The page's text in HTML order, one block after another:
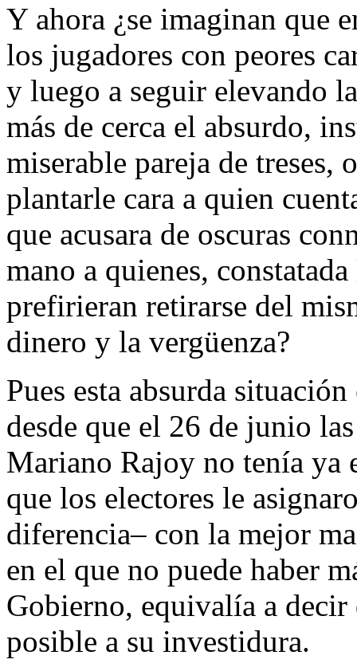
Y ahora ¿se imaginan que
los jugadores con peores
y luego a seguir elevando
más de cerca el absurdo,
miserable pareja de treses,
plantarle cara a quien
que acusara de oscuras
mano a quienes,
prefirieran retirarse del
dinero y la vergüenza?
Pues esta absurda
desde que el 26 de junio
Mariano Rajoy no tenía ya
que los electores le
diferencia– con la mejor
en el que no puede haber
Gobierno, equivalía a
posible a su investidura.